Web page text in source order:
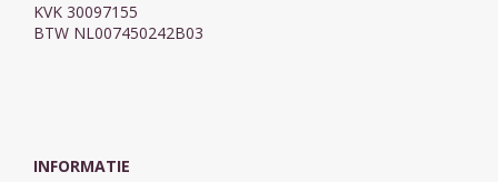
KVK 30097155
BTW NL007450242B03
INFORMATIE